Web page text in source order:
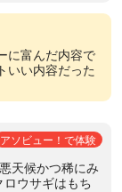
に富んだ内容で
いい内容だった
アソビュー！で体験
天候かつ稀にみ
ウサギはもち